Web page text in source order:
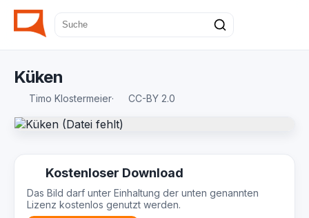
Küken
Timo Klostermeier· CC-BY 2.0
Kostenloser Download
Das Bild darf unter Einhaltung der unten genannten
Lizenz kostenlos genutzt werden.